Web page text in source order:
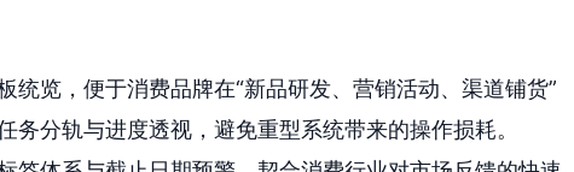
统览，便于消费品牌在“新品研发、营销活动、渠道铺货”
分轨与进度透视，避免重型系统带来的操作损耗。